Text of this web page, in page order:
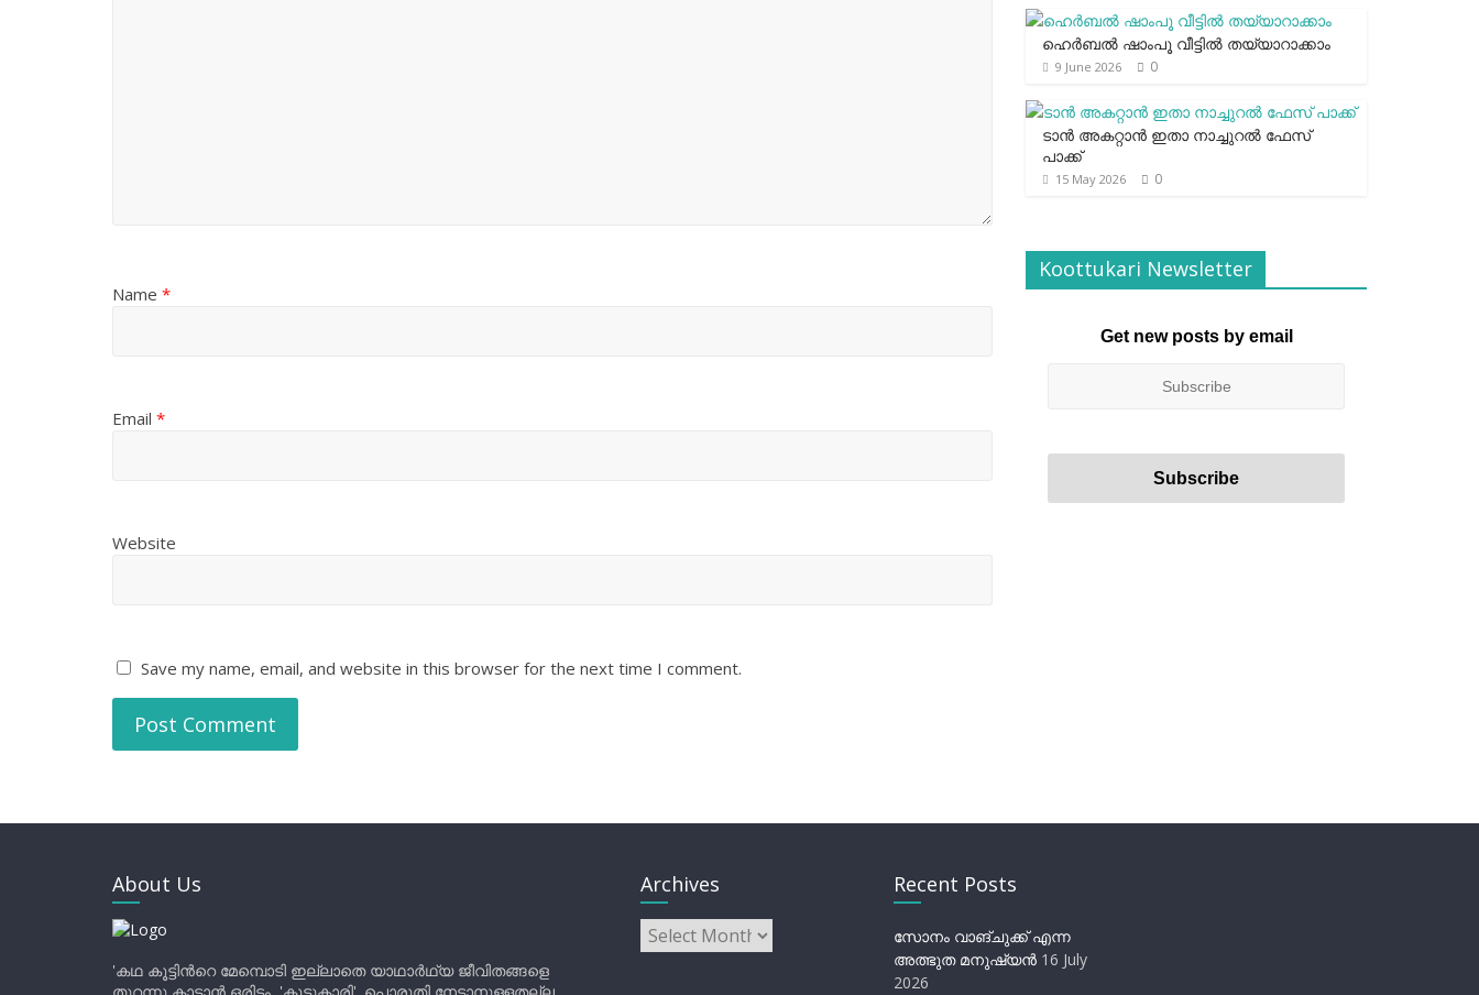
Name *
Email *
Website
Save my name, email, and website in this browser for the next time I comment.
ഹെര്‍ബല്‍ ഷാംപൂ വീട്ടില്‍ തയ്യാറാക്കാം
9 June 2026 0
ടാന്‍ അകറ്റാന്‍ ഇതാ നാച്ചുറല്‍ ഫേസ്
പാക്ക്
15 May 2026 0
Koottukari Newsletter
Get new posts by email
About Us
'കഥ കൂട്ടിന്‍റെ മേമ്പൊടി ഇല്ലാതെ യാഥാർഥ്യ ജീവിതങ്ങളെ
Archives
Archives
Recent Posts
സോനം വാങ്ചുക്ക് എന്ന
അത്ഭുത മനുഷ്യന്‍ 16 July
2026